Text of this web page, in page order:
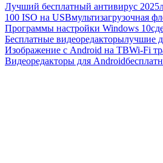
Лучший бесплатный антивирус 2025
100 ISO на USBмультизагрузочная
Программы настройки Windows 10
Бесплатные видеоредакторылучшие
Изображение с Android на ТВWi-Fi
Видеоредакторы для Android